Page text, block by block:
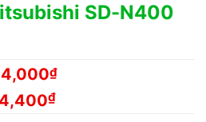
SD-N400
₫
₫